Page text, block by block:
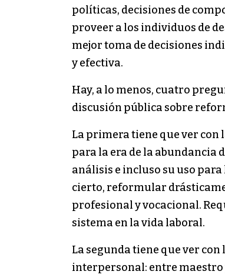
políticas, decisiones de
proveer a los individuos de
mejor toma de decisiones
y efectiva.
Hay, a lo menos, cuatro
discusión pública sobre
La primera tiene que ver con
para la era de la abundancia
análisis e incluso su uso
cierto, reformular
profesional y vocacional.
sistema en la vida laboral.
La segunda tiene que ver
interpersonal: entre maestro